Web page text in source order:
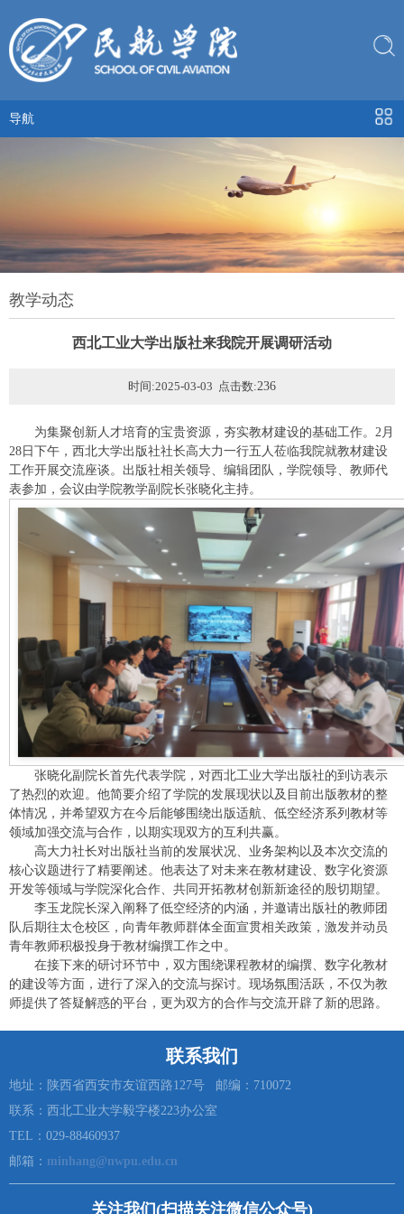
导航
教学动态
西北工业大学出版社来我院开展调研活动
时间:2025-03-03 点击数:236
为集聚创新人才培育的宝贵资源，夯实教材建设的基础工作。2月
28日下午，西北大学出版社社长高大力一行五人莅临我院就教材建设
工作开展交流座谈。出版社相关领导、编辑团队，学院领导、教师代
表参加，会议由学院教学副院长张晓化主持。
张晓化副院长首先代表学院，对西北工业大学出版社的到访表示
了热烈的欢迎。他简要介绍了学院的发展现状以及目前出版教材的整
体情况，并希望双方在今后能够围绕出版适航、低空经济系列教材等
领域加强交流与合作，以期实现双方的互利共赢。
高大力社长对出版社当前的发展状况、业务架构以及本次交流的
核心议题进行了精要阐述。他表达了对未来在教材建设、数字化资源
开发等领域与学院深化合作、共同开拓教材创新新途径的殷切期望。
李玉龙院长深入阐释了低空经济的内涵，并邀请出版社的教师团
队后期往太仓校区，向青年教师群体全面宣贯相关政策，激发并动员
青年教师积极投身于教材编撰工作之中。
在接下来的研讨环节中，双方围绕课程教材的编撰、数字化教材
的建设等方面，进行了深入的交流与探讨。现场氛围活跃，不仅为教
师提供了答疑解惑的平台，更为双方的合作与交流开辟了新的思路。
联系我们
地址：陕西省西安市友谊西路127号 邮编：710072
联系：西北工业大学毅字楼223办公室
TEL：029-88460937
邮箱： minhang@nwpu.edu.cn
关注我们(扫描关注微信公众号)